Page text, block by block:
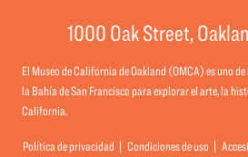
1000 Oak Street,
El Museo de California de Oakland (OMCA) es uno
la Bahía de San Francisco para explorar el arte, la
California.
Política de privacidad Condiciones de uso